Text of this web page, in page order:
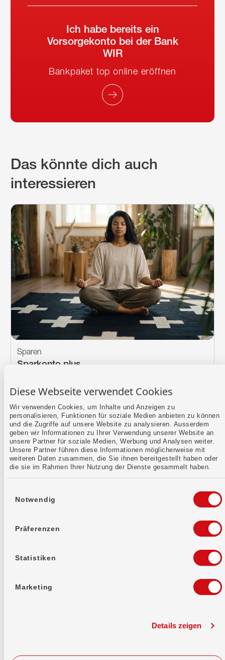
Diese Webseite verwendet Cookies
Wir verwenden Cookies, um Inhalte und Anzeigen zu
personalisieren, Funktionen für soziale Medien anbieten zu können
und die Zugriffe auf unsere Website zu analysieren. Ausserdem
geben wir Informationen zu Ihrer Verwendung unserer Website an
unsere Partner für soziale Medien, Werbung und Analysen weiter.
Unsere Partner führen diese Informationen möglicherweise mit
weiteren Daten zusammen, die Sie ihnen bereitgestellt haben oder
die sie im Rahmen Ihrer Nutzung der Dienste gesammelt haben.
Notwendig
Präferenzen
Statistiken
Marketing
Details zeigen
Ich habe bereits ein
Vorsorgekonto bei der Bank
WIR
Bankpaket top online eröffnen
Das könnte dich auch
interessieren
Sparkonto plus
Sparen
Top-Zins auf dem Sparkonto plus.
Vorsorgen für morgen
Mehr erfahren